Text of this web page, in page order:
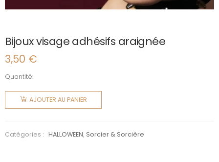
Bijoux visage adhésifs araignée
3,50 €
Quantité:
quantité
de Bijoux
visage
araignée
AJOUTER AU PANIER
Catégories : HALLOWEEN, Sorcier & Sorcière